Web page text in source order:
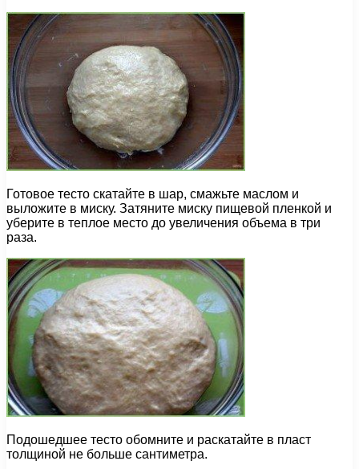
Готовое тесто скатайте в шар, смажьте маслом и
выложите в миску. Затяните миску пищевой пленкой и
уберите в теплое место до увеличения объема в три
раза.
Подошедшее тесто обомните и раскатайте в пласт
толщиной не больше сантиметра.